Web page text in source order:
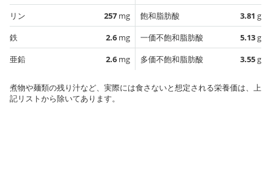
リン
257 mg
鉄
2.6 mg
亜鉛
2.6 mg
飽和脂肪酸
3.81 g
一価不飽和脂肪酸
5.13g
多価不飽和脂肪酸
3.55g
煮物や麺類の残り汁など、実際には食さないと想定される栄養価は、上
記リストから除いてあります。